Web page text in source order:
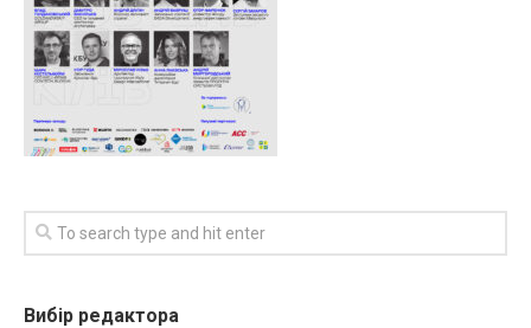
Вибір редактора